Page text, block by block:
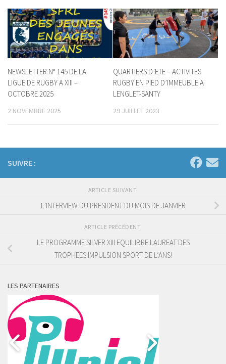
NEWSLETTER N° 145 DE LA
LIGUE DE RUGBY A XIII –
OCTOBRE 2025
2 NOVEMBRE 2025
QUARTIERS D’ETE – ACTIVITES
RUGBY EN PIED D’IMMEUBLE A
LENGLET-SANTY
29 JUILLET 2023
SUIVRE :
ARTICLE SUIVANT
L’INTERVIEW DU PRESIDENT DU MOIS DE JANVIER
ARTICLE PRÉCÉDENT
LE PROGRAMME SILVER XIII EQUILIBRE LAUREAT DES
TROPHEES IMPULSION SPORT DE L’ANS!
LES PARTENAIRES